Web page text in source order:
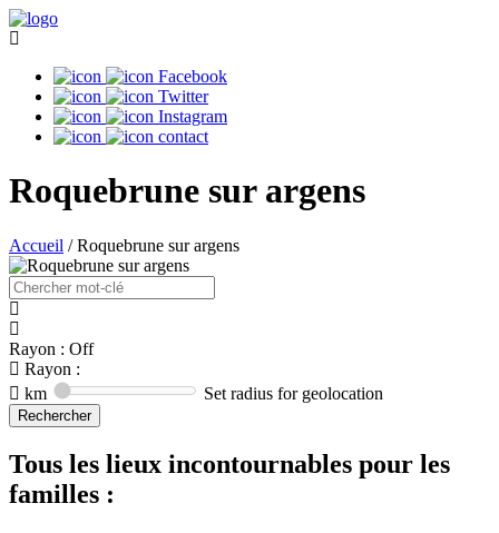
Facebook
Twitter
Instagram
contact
Roquebrune sur argens
Accueil / Roquebrune sur argens
Rayon : Off
Rayon :
km
Set radius for geolocation
Tous les lieux incontournables pour les
familles :